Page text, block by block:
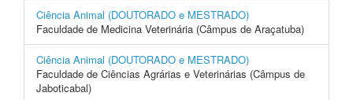
Ciência Animal (DOUTORADO e MESTRADO)
Faculdade de Medicina Veterinária (Câmpus de Araçatuba)
Ciência Animal (DOUTORADO e MESTRADO)
Faculdade de Ciências Agrárias e Veterinárias (Câmpus de
Jaboticabal)